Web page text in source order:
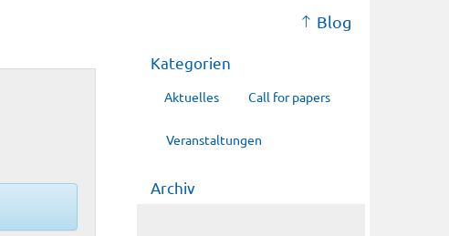
Blog
Kategorien
Aktuelles Call for papers
Veranstaltungen
Archiv